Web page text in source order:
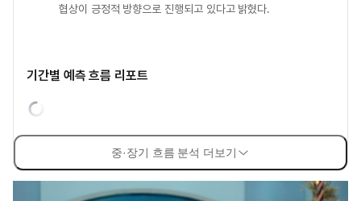
협상이 긍정적 방향으로 진행되고 있다고 밝혔다.
기간별 예측 흐름 리포트
중·장기 흐름 분석 더보기